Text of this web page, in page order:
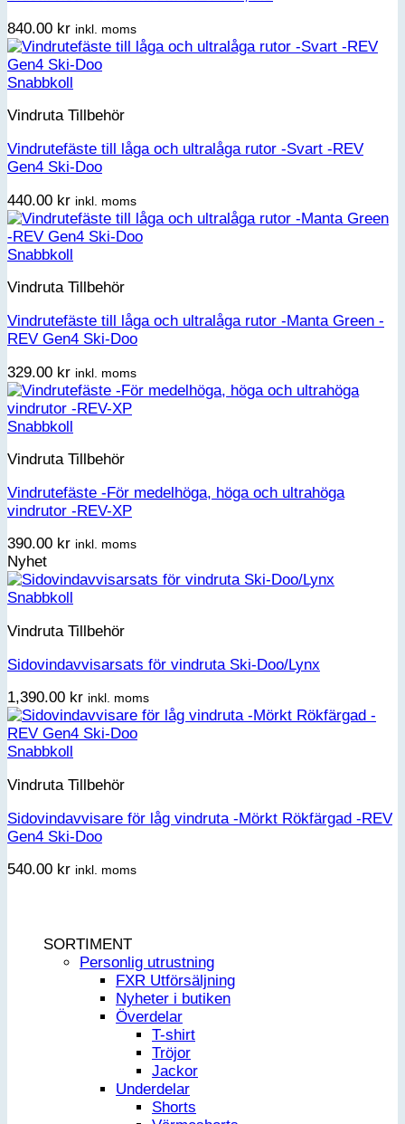
840.00 kr inkl. moms
Snabbkoll
Vindruta Tillbehör
Vindrutefäste till låga och ultralåga rutor -Svart -REV
Gen4 Ski-Doo
440.00 kr inkl. moms
Snabbkoll
Vindruta Tillbehör
Vindrutefäste till låga och ultralåga rutor -Manta Green -
REV Gen4 Ski-Doo
329.00 kr inkl. moms
Snabbkoll
Vindruta Tillbehör
Vindrutefäste -För medelhöga, höga och ultrahöga
vindrutor -REV-XP
390.00 kr inkl. moms
Nyhet
Snabbkoll
Vindruta Tillbehör
Sidovindavvisarsats för vindruta Ski-Doo/Lynx
1,390.00 kr inkl. moms
Snabbkoll
Vindruta Tillbehör
Sidovindavvisare för låg vindruta -Mörkt Rökfärgad -REV
Gen4 Ski-Doo
540.00 kr inkl. moms
SORTIMENT
Personlig utrustning
FXR Utförsäljning
Nyheter i butiken
Överdelar
T-shirt
Tröjor
Jackor
Underdelar
Shorts